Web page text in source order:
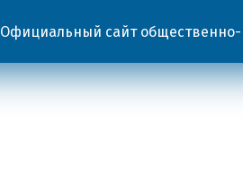
Официальный сайт общественно-